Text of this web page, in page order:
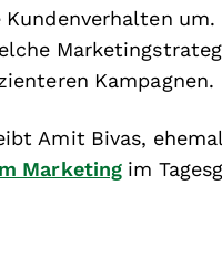
Kampagnen.
Amit Bivas,
Marketing im